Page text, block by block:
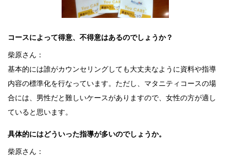
コースによって得意、不得意はあるのでしょうか？
柴原さん：
基本的には誰がカウンセリングしても大丈夫なように資料や指導
内容の標準化を行なっています。ただし、マタニティコースの場
合には、男性だと難しいケースがありますので、女性の方が適し
ていると思います。
具体的にはどういった指導が多いのでしょうか。
柴原さん：